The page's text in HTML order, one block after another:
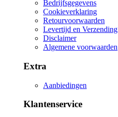
Bedrijfsgegevens
Cookieverklaring
Retourvoorwaarden
Levertijd en Verzending
Disclaimer
Algemene voorwaarden
Extra
Aanbiedingen
Klantenservice